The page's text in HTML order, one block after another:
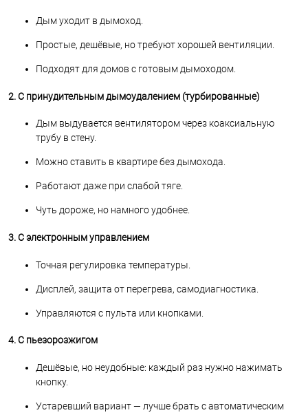
Дым уходит в дымоход.
Простые, дешёвые, но требуют хорошей вентиляции.
Подходят для домов с готовым дымоходом.
2. С принудительным дымоудалением (турбированные)
Дым выдувается вентилятором через коаксиальную
трубу в стену.
Можно ставить в квартире без дымохода.
Работают даже при слабой тяге.
Чуть дороже, но намного удобнее.
3. С электронным управлением
Точная регулировка температуры.
Дисплей, защита от перегрева, самодиагностика.
Управляются с пульта или кнопками.
4. С пьезорозжигом
Дешёвые, но неудобные: каждый раз нужно нажимать
кнопку.
Устаревший вариант — лучше брать с автоматическим